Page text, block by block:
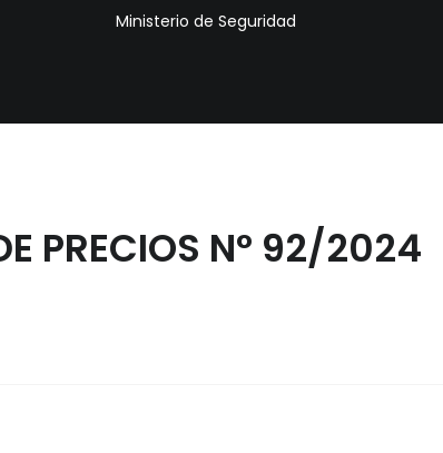
Ministerio de Seguridad
PRECIOS N° 92/2024